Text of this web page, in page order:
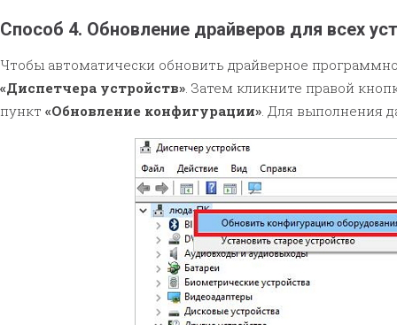
Способ 4. Обновление драйверов для всех
Чтобы автоматически обновить драйверное
«Диспетчера устройств». Затем кликните правой
пункт «Обновление конфигурации». Для выполнения